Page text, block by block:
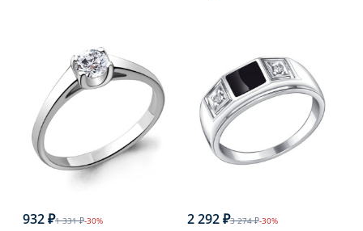
932 ₽1 331 ₽-30% 2 292 ₽3 274 ₽-30%